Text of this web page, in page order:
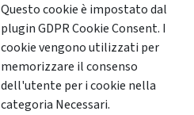
Questo cookie è impostato dal
plugin GDPR Cookie Consent. I
cookie vengono utilizzati per
memorizzare il consenso
dell'utente per i cookie nella
categoria Necessari.